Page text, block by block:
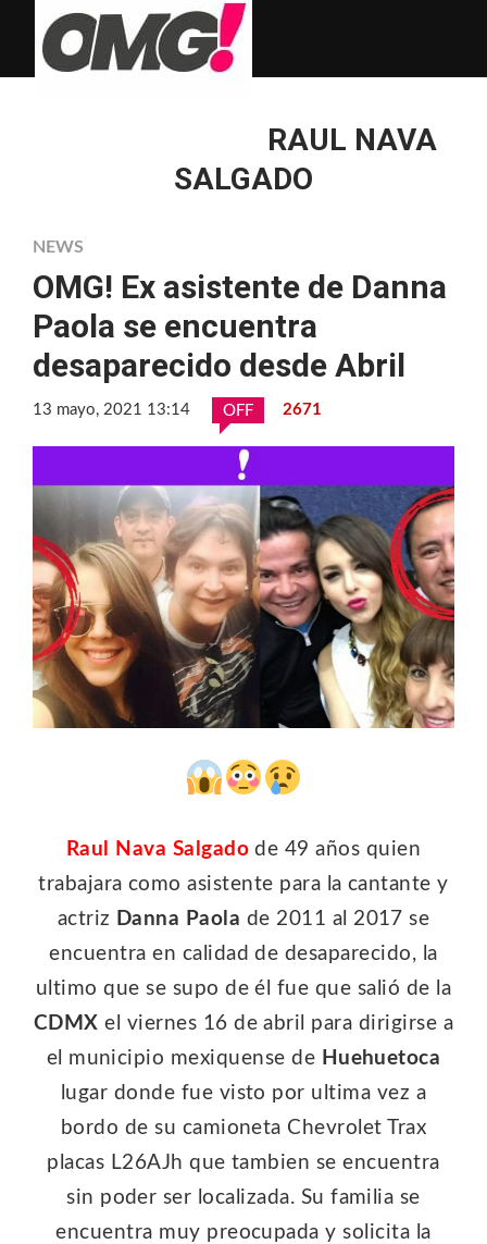
RAUL NAVA
SALGADO
NEWS
OMG! Ex asistente de Danna
Paola se encuentra
desaparecido desde Abril
13 mayo, 2021 13:14 OFF 2671
Raul Nava Salgado de 49 años quien
trabajara como asistente para la cantante y
actriz Danna Paola de 2011 al 2017 se
encuentra en calidad de desaparecido, la
ultimo que se supo de él fue que salió de la
CDMX el viernes 16 de abril para dirigirse a
el municipio mexiquense de Huehuetoca
lugar donde fue visto por ultima vez a
bordo de su camioneta Chevrolet Trax
placas L26AJh que tambien se encuentra
sin poder ser localizada. Su familia se
encuentra muy preocupada y solicita la